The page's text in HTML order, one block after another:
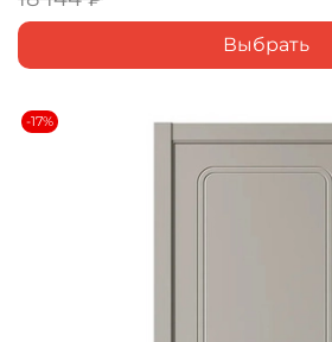
Выбрать
-17%